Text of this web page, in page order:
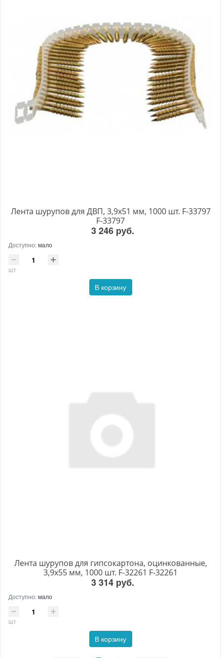
Лента шурупов для ДВП, 3,9х51 мм, 1000 шт. F-33797
F-33797
3 246 руб.
Доступно:мало
шт
В корзину
Лента шурупов для гипсокартона, оцинкованные,
3,9х55 мм, 1000 шт. F-32261 F-32261
3 314 руб.
Доступно:мало
шт
В корзину